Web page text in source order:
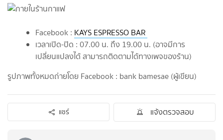
Facebook : KAYS ESPRESSO BAR
เวลาเปิด-ปิด : 07.00 น. ถึง 19.00 น. (อาจมีการ
เปลี่ยนแปลงได้ สามารถติดตามได้ทางเพจของร้าน)
รูปภาพทั้งหมดถ่ายโดย Facebook : bank bamesae (ผู้เขียน)
แชร์ แจ้งตรวจสอบ